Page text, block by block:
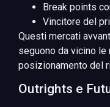
Break points
Vincitore del
Questi mercati
seguono da vicino
posizionamento del
Outrights e